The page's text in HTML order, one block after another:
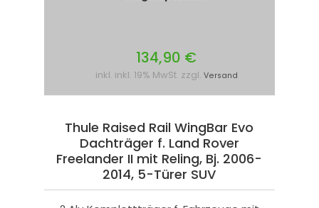
134,90 €
inkl. inkl. 19% MwSt. zzgl. Versand
Thule Raised Rail WingBar Evo
Dachträger f. Land Rover
Freelander II mit Reling, Bj. 2006-
2014, 5-Türer SUV